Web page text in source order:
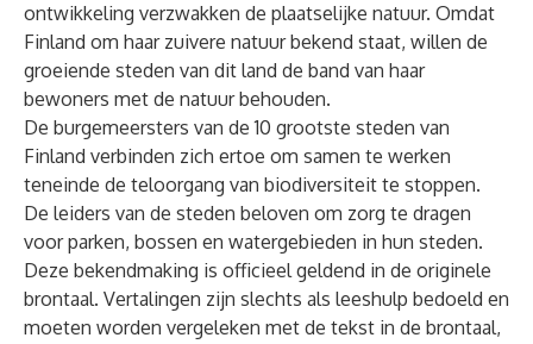
ontwikkeling verzwakken de plaatselijke natuur. Omdat
Finland om haar zuivere natuur bekend staat, willen de
groeiende steden van dit land de band van haar
bewoners met de natuur behouden.
De burgemeersters van de 10 grootste steden van
Finland verbinden zich ertoe om samen te werken
teneinde de teloorgang van biodiversiteit te stoppen.
De leiders van de steden beloven om zorg te dragen
voor parken, bossen en watergebieden in hun steden.
Deze bekendmaking is officieel geldend in de originele
brontaal. Vertalingen zijn slechts als leeshulp bedoeld en
moeten worden vergeleken met de tekst in de brontaal,